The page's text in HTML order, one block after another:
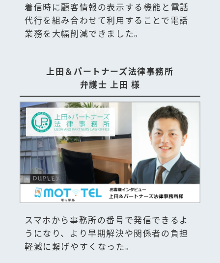
着信時に顧客情報の表示する機能と電話
代行を組み合わせて利用することで電話
業務を大幅削減できました。
上田＆パートナーズ法律事務所
弁護士 上田 様
スマホから事務所の番号で発信できるよ
うになり、より早期解決や関係者の負担
軽減に繋げやすくなった。